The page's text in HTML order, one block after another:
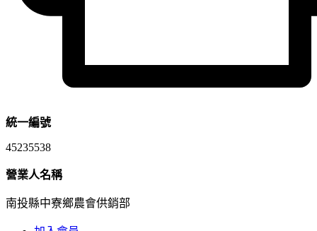
統一編號
45235538
營業人名稱
南投縣中寮鄉農會供銷部